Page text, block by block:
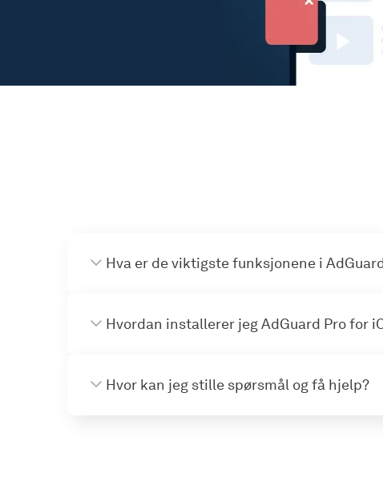
Hva er de viktigste funksjonene i
Hvordan installerer jeg AdGuard Pro for
Hvor kan jeg stille spørsmål og få hjelp?